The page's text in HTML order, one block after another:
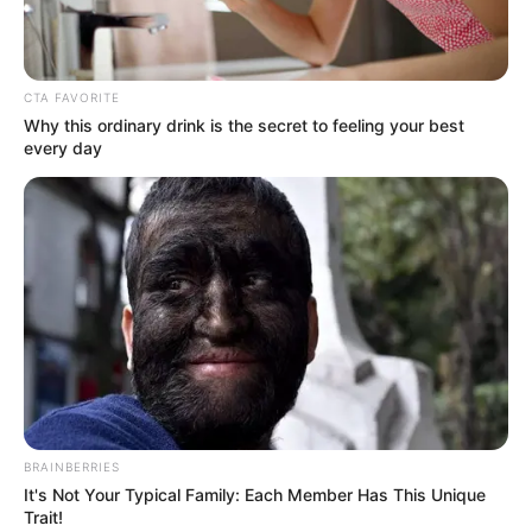
Πότε γιορτάζει ο Ματθαίος;
Πότε κλείνουν τα σχολεία για Χριστούγεννα
2026;
Τι καιρό θα κάνει τον Δεκαπενταύγουστο
2026;
Ακολουθήστε το evianews.com στο Google
News
ΤΑ ΠΙΟ ΔΗΜΟΦΙΛΗ
CTA FAVORITE
Why this ordinary drink is the secret to feeling your best
every day
BRAINBERRIES
It's Not Your Typical Family: Each Member Has This Unique
Trait!